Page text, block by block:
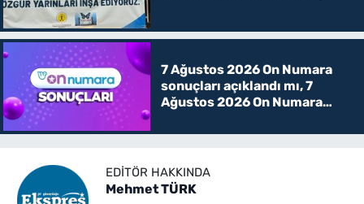
7 Ağustos 2026 On Numara
sonuçları açıklandı mı, 7
Ağustos 2026 On Numara
EDITÖR HAKKINDA
Mehmet TÜRK